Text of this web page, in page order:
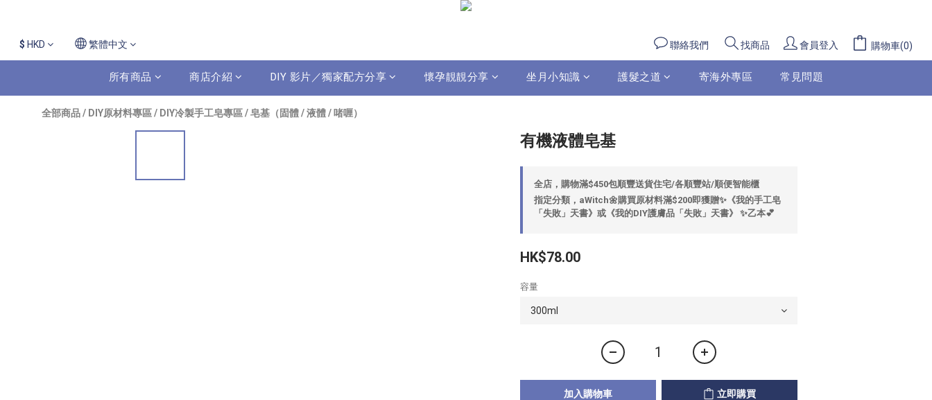
$ HKD 繁體中文 聯絡我們 找商品 會員登入 購物車(0)
所有商品 商店介紹 DIY 影片／獨家配方分享 懷孕靚靚分享 坐月小知識 護髮之道 寄海外專區 常見問題
全部商品/ DIY原材料專區/ DIY冷製手工皂專區/皂基（固體 / 液體 / 啫喱）
有機液體皂基
全店，購物滿$450包順豐送貨住宅/各順豐站/順便智能櫃
指定分類，aWitch🌼購買原材料滿$200即獲贈✨《我的手工皂
「失敗」天書》或《我的DIY護膚品「失敗」天書》 ✨乙本💕
HK$78.00
容量
加入購物車 立即購買